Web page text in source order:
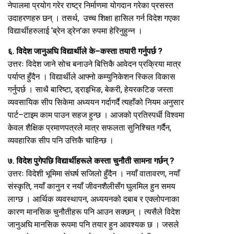
नेपालमा प्रयोग गरेर राष्ट्र निर्माणमा योगदान गरेका प्रसस्त
उदाहरणहरु छन् । तसर्थ, उच्च शिक्षा हासिल गर्न विदेश गएका
विद्यार्थीहरुलाई ‘ब्रेन ड्रेन’का रुपमा हेरिनुहुन्न ।
६. विदेश जानुअघि विद्यार्थीले के–कस्ता तयारी गर्नुपर्छ ?
उत्तरः विदेश जाने सोच बनाउने बित्तिकै आवेदन प्रक्रिया मात्र
पर्याप्त हुँदैन । विद्यार्थीले आफ्नो कम्युनिकेशन स्किल विकास
गर्नुपर्छ । साथै बारिष्टा, ड्राइभिङ, बेकरी, हेयरकटिङ जस्ता
व्यवसायिक सीप सिकेमा अध्ययन गर्दागर्दै त्यहाँको नियम अनुसार
पार्ट–टाइम काम पाउन सहज हुन्छ । आजको प्रतिस्पर्धी विश्वमा
केवल शैक्षिक प्रमाणपत्रले मात्र सफलता सुनिश्चित गर्दैन,
व्यवहारिक सीप पनि उत्तिकै चाहिन्छ ।
७. विदेश पुगेपछि विद्यार्थीहरूले कस्ता चुनौती सामना गर्छन् ?
उत्तरः विदेशी भूमिमा संघर्ष सजिलो हुँदैन । नयाँ वातावरण, नयाँ
संस्कृति, नयाँ कानुन र नयाँ जीवनशैलीसँग घुलमिल हुन समय
लाग्छ । आर्थिक व्यवस्थापन, अध्ययनको दबाब र एक्लोपनाका
कारण मानसिक चुनौतीहरू पनि आउन सक्छन् । त्यसैले विदेश
जानुअघि मानसिक रूपमा पनि तयार हुन आवश्यक छ । जसले